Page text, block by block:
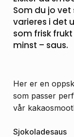
Som du jo vet
varieres i det
som frisk frukt
minst – saus.
Her er en
som passer
vår
Sjokoladesaus